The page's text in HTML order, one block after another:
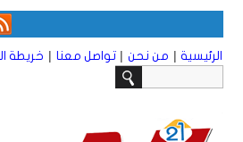
الرئيسية | من نحن | تواصل معنا | خريطة